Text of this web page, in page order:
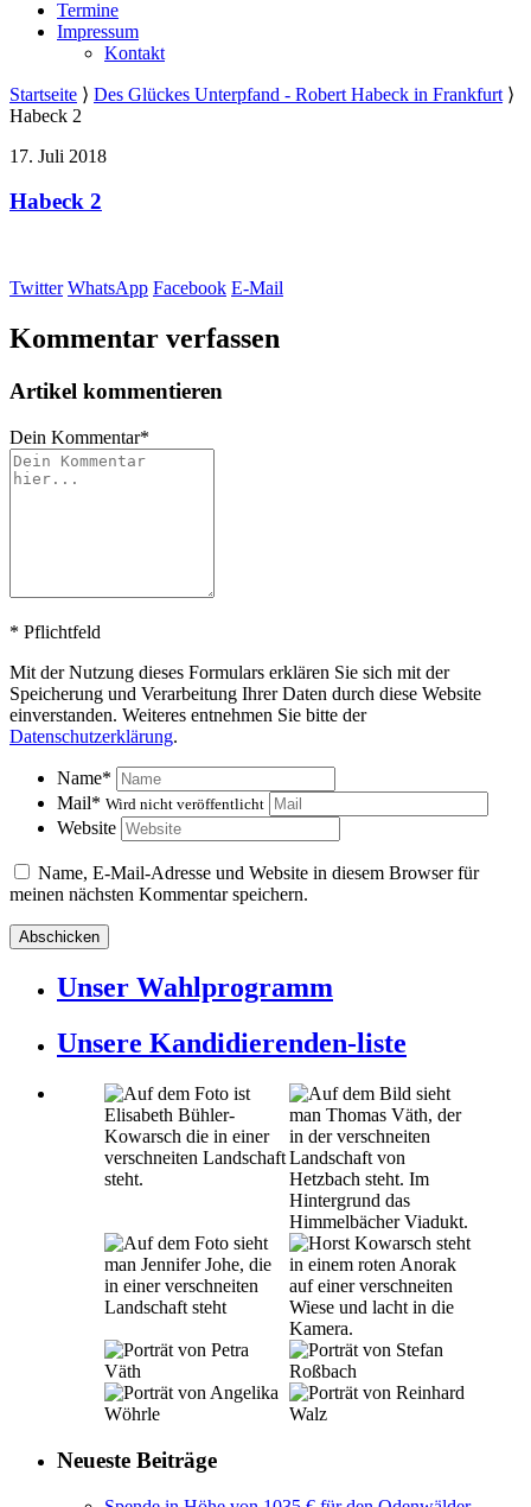
Termine
Impressum
Kontakt
Startseite ⟩ Des Glückes Unterpfand - Robert Habeck in Frankfurt ⟩
Habeck 2
17. Juli 2018
Habeck 2
Twitter WhatsApp Facebook E-Mail
Kommentar verfassen
Artikel kommentieren
Dein Kommentar*
* Pflichtfeld
Mit der Nutzung dieses Formulars erklären Sie sich mit der
Speicherung und Verarbeitung Ihrer Daten durch diese Website
einverstanden. Weiteres entnehmen Sie bitte der
Datenschutzerklärung.
Name*
Mail* Wird nicht veröffentlicht
Website
Name, E-Mail-Adresse und Website in diesem Browser für
meinen nächsten Kommentar speichern.
Unser Wahlprogramm
Unsere Kandidierenden-liste
Neueste Beiträge